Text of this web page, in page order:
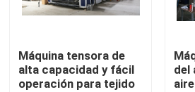
Máquina de Stenter del aire
Máquina de Stenter de la tela
Máquina tensora de
alta capacidad y fácil
operación para tejido
del